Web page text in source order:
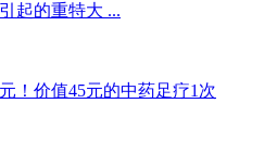
起的重特大 ...
！价值45元的中药足疗1次